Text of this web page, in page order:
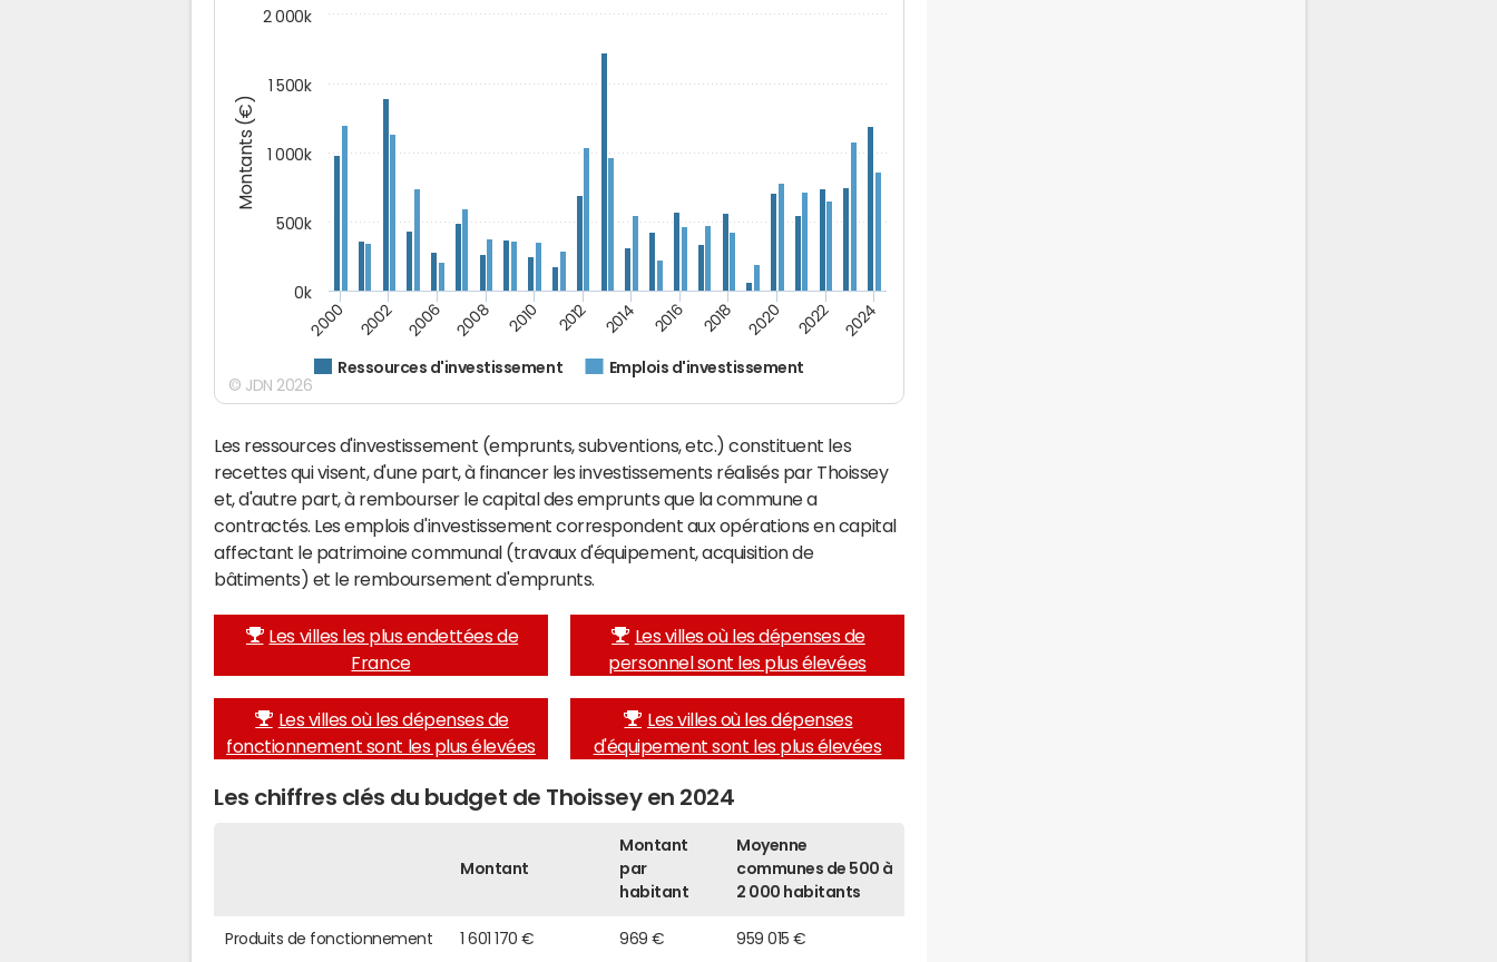
Montants (€)
Ressources d'investissement Emplois d'investissement
2000 2002 2006 2008 2010 2012 2014 2016 2018 2020 2022 2024
0k
500k
1 000k
1 500k
2 000k
© JDN 2026
Les ressources d'investissement (emprunts, subventions, etc.) constituent les
recettes qui visent, d'une part, à financer les investissements réalisés par Thoissey
et, d'autre part, à rembourser le capital des emprunts que la commune a
contractés. Les emplois d'investissement correspondent aux opérations en capital
affectant le patrimoine communal (travaux d'équipement, acquisition de
bâtiments) et le remboursement d'emprunts.
Les villes les plus endettées de
France
Les villes où les dépenses de
personnel sont les plus élevées
Les villes où les dépenses de
fonctionnement sont les plus élevées
Les villes où les dépenses
d'équipement sont les plus élevées
Les chiffres clés du budget de Thoissey en 2024
Montant
Montant
par
habitant
Moyenne
communes de 500 à
2 000 habitants
Produits de fonctionnement 1 601 170 € 969 € 959 015 €